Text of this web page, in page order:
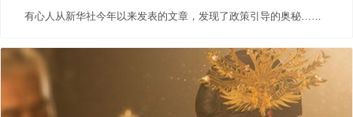
有心人从新华社今年以来发表的文章，发现了政策引导的奥秘……